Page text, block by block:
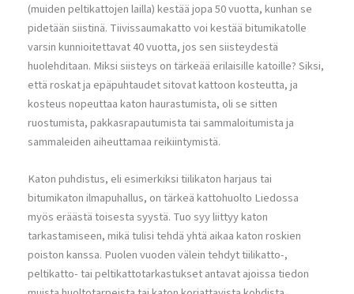
(muiden peltikattojen lailla) kestää jopa 50 vuotta, kunhan se
pidetään siistinä. Tiivissaumakatto voi kestää bitumikatolle
varsin kunnioitettavat 40 vuotta, jos sen siisteydestä
huolehditaan. Miksi siisteys on tärkeää erilaisille katoille? Siksi,
että roskat ja epäpuhtaudet sitovat kattoon kosteutta, ja
kosteus nopeuttaa katon haurastumista, oli se sitten
ruostumista, pakkasrapautumista tai sammaloitumista ja
sammaleiden aiheuttamaa reikiintymistä.
Katon puhdistus, eli esimerkiksi tiilikaton harjaus tai
bitumikaton ilmapuhallus, on tärkeä kattohuolto Liedossa
myös eräästä toisesta syystä. Tuo syy liittyy katon
tarkastamiseen, mikä tulisi tehdä yhtä aikaa katon roskien
poiston kanssa. Puolen vuoden välein tehdyt tiilikatto-,
peltikatto- tai peltikattotarkastukset antavat ajoissa tiedon